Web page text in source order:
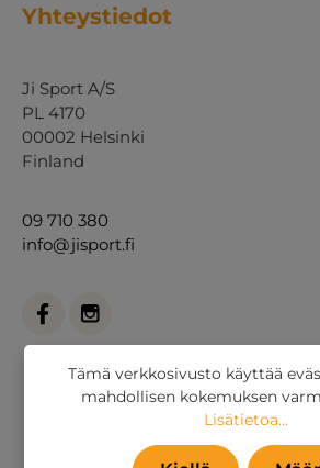
Yhteystiedot
Ji Sport A/S
PL 4170
00002 Helsinki
Finland
09 710 380
info@jisport.fi
Tämä verkkosivusto käyttää
mahdollisen kokemuksen
Lisätietoa...